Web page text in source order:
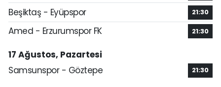
Beşiktaş - Eyüpspor 21:30
Amed - Erzurumspor FK 21:30
17 Ağustos, Pazartesi
Samsunspor - Göztepe
21:30